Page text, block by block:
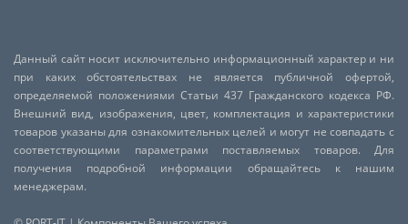
Данный сайт носит исключительно информационный характер и ни
при каких обстоятельствах не является публичной офертой,
определяемой положениями Статьи 437 Гражданского кодекса РФ.
Внешний вид, изображения, цвет, комплектация и характеристики
товаров указаны для ознакомительных целей и могут не совпадать с
соответствующими параметрами поставляемых товаров. Для
получения подробной информации обращайтесь к нашим
менеджерам.